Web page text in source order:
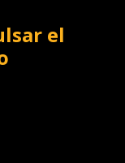
el